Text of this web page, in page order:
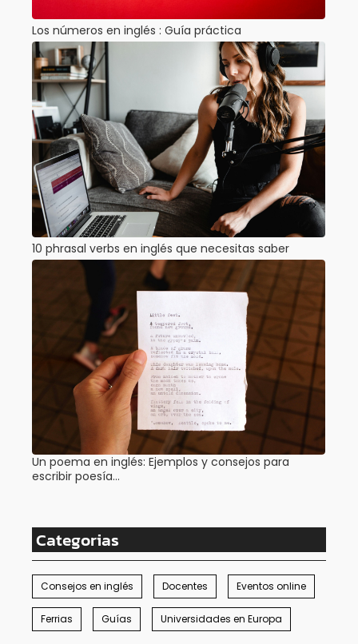
Los números en inglés : Guía práctica
10 phrasal verbs en inglés que necesitas saber
Un poema en inglés: Ejemplos y consejos para
escribir poesía…
Categorias
Consejos en inglés Docentes Eventos online
Ferrias Guías Universidades en Europa